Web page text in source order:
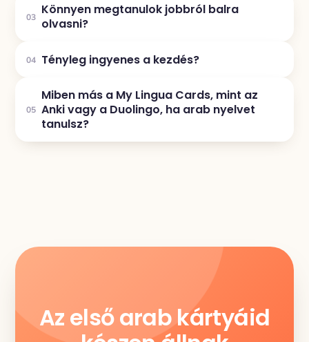
03 Könnyen megtanulok jobbról balra
olvasni?
04 Tényleg ingyenes a kezdés?
05
Miben más a My Lingua Cards, mint az
Anki vagy a Duolingo, ha arab nyelvet
tanulsz?
Az első arab kártyáid